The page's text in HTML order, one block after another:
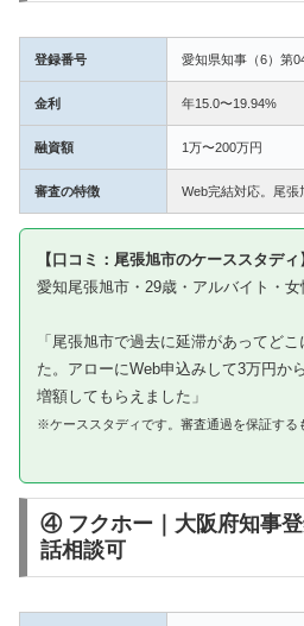
登録番号 愛知県知事（6）第
金利 年15.0〜19.94%
融資額 1万〜200万円
審査の特徴 Web完結対応。尾
【口コミ：尾張旭市のケーススタディ
愛知尾張旭市・29歳・アルバイト・女
「尾張旭市で過去に延滞があってど
た。アローにWeb申込みして3万円か
増額してもらえました」
※ケーススタディです。審査通過を保証する
④ フクホー｜大阪府知事
話相談可